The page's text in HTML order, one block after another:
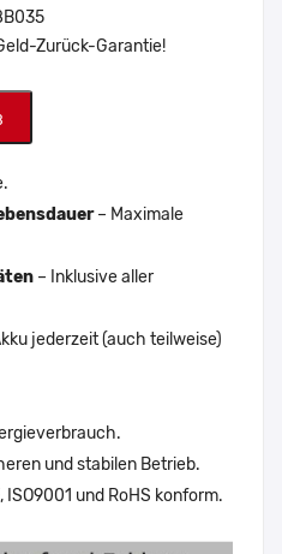
Zurück-Garantie!
– Maximale
– Inklusive aller
jederzeit (auch teilweise)
und stabilen Betrieb.
ISO9001 und RoHS konform.